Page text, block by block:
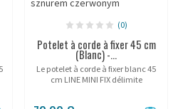
(0)
Potelet à corde à fixer 45 cm
(Blanc) -...
Le potelet à corde à fixer blanc 45
cm LINE MINI FIX délimite